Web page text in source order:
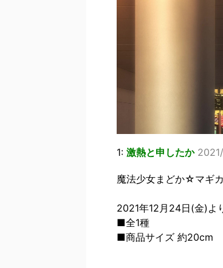
1: 激熱と申したか
魔法少女まどか☆マギ
2021年12月24日(金)よ
■全1種
■商品サイズ 約20cm